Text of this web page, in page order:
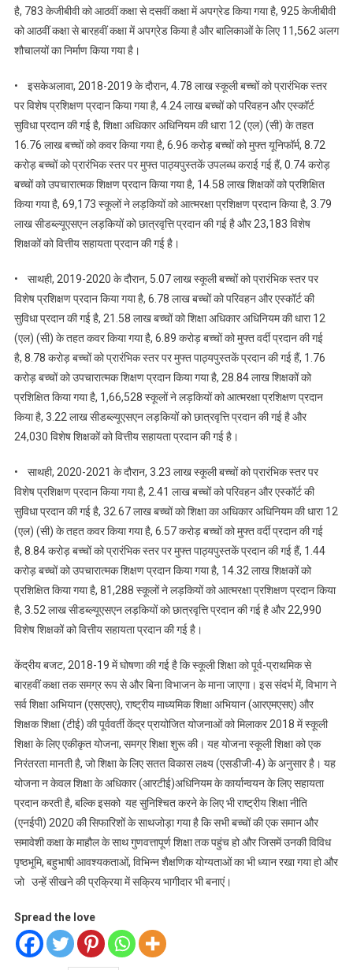
है, 783 केजीबीवी को आठवीं कक्षा से दसवीं कक्षा में अपग्रेड किया गया है, 925 केजीबीवी
को आठवीं कक्षा से बारहवीं कक्षा में अपग्रेड किया है और बालिकाओं के लिए 11,562 अलग
शौचालयों का निर्माण किया गया है।
• इसकेअलावा, 2018-2019 के दौरान, 4.78 लाख स्कूली बच्चों को प्रारंभिक स्तर
पर विशेष प्रशिक्षण प्रदान किया गया है, 4.24 लाख बच्चों को परिवहन और एस्कॉर्ट
सुविधा प्रदान की गई है, शिक्षा अधिकार अधिनियम की धारा 12 (एल) (सी) के तहत
16.76 लाख बच्चों को कवर किया गया है, 6.96 करोड़ बच्चों को मुफ्त यूनिफॉर्म, 8.72
करोड़ बच्चों को प्रारंभिक स्तर पर मुफ्त पाठ्यपुस्तकें उपलब्ध कराई गई हैं, 0.74 करोड़
बच्चों को उपचारात्मक शिक्षण प्रदान किया गया है, 14.58 लाख शिक्षकों को प्रशिक्षित
किया गया है, 69,173 स्कूलों ने लड़कियों को आत्मरक्षा प्रशिक्षण प्रदान किया है, 3.79
लाख सीडब्ल्यूएसएन लड़कियों को छात्रवृत्ति प्रदान की गई है और 23,183 विशेष
शिक्षकों को वित्तीय सहायता प्रदान की गई है।
• साथही, 2019-2020 के दौरान, 5.07 लाख स्कूली बच्चों को प्रारंभिक स्तर पर
विशेष प्रशिक्षण प्रदान किया गया है, 6.78 लाख बच्चों को परिवहन और एस्कॉर्ट की
सुविधा प्रदान की गई है, 21.58 लाख बच्चों को शिक्षा अधिकार अधिनियम की धारा 12
(एल) (सी) के तहत कवर किया गया है, 6.89 करोड़ बच्चों को मुफ्त वर्दी प्रदान की गई
है, 8.78 करोड़ बच्चों को प्रारंभिक स्तर पर मुफ्त पाठ्यपुस्तकें प्रदान की गई हैं, 1.76
करोड़ बच्चों को उपचारात्मक शिक्षण प्रदान किया गया है, 28.84 लाख शिक्षकों को
प्रशिक्षित किया गया है, 1,66,528 स्कूलों ने लड़कियों को आत्मरक्षा प्रशिक्षण प्रदान
किया है, 3.22 लाख सीडब्ल्यूएसएन लड़कियों को छात्रवृत्ति प्रदान की गई है और
24,030 विशेष शिक्षकों को वित्तीय सहायता प्रदान की गई है।
• साथही, 2020-2021 के दौरान, 3.23 लाख स्कूली बच्चों को प्रारंभिक स्तर पर
विशेष प्रशिक्षण प्रदान किया गया है, 2.41 लाख बच्चों को परिवहन और एस्कॉर्ट की
सुविधा प्रदान की गई है, 32.67 लाख बच्चों को शिक्षा का अधिकार अधिनियम की धारा 12
(एल) (सी) के तहत कवर किया गया है, 6.57 करोड़ बच्चों को मुफ्त वर्दी प्रदान की गई
है, 8.84 करोड़ बच्चों को प्रारंभिक स्तर पर मुफ्त पाठ्यपुस्तकें प्रदान की गई हैं, 1.44
करोड़ बच्चों को उपचारात्मक शिक्षण प्रदान किया गया है, 14.32 लाख शिक्षकों को
प्रशिक्षित किया गया है, 81,288 स्कूलों ने लड़कियों को आत्मरक्षा प्रशिक्षण प्रदान किया
है, 3.52 लाख सीडब्ल्यूएसएन लड़कियों को छात्रवृत्ति प्रदान की गई है और 22,990
विशेष शिक्षकों को वित्तीय सहायता प्रदान की गई है।
केंद्रीय बजट, 2018-19 में घोषणा की गई है कि स्कूली शिक्षा को पूर्व-प्राथमिक से
बारहवीं कक्षा तक समग्र रूप से और बिना विभाजन के माना जाएगा। इस संदर्भ में, विभाग ने
सर्व शिक्षा अभियान (एसएसए), राष्ट्रीय माध्यमिक शिक्षा अभियान (आरएमएसए) और
शिक्षक शिक्षा (टीई) की पूर्ववर्ती केंद्र प्रायोजित योजनाओं को मिलाकर 2018 में स्कूली
शिक्षा के लिए एकीकृत योजना, समग्र शिक्षा शुरू की। यह योजना स्कूली शिक्षा को एक
निरंतरता मानती है, जो शिक्षा के लिए सतत विकास लक्ष्य (एसडीजी-4) के अनुसार है। यह
योजना न केवल शिक्षा के अधिकार (आरटीई)अधिनियम के कार्यान्वयन के लिए सहायता
प्रदान करती है, बल्कि इसको यह सुनिश्चित करने के लिए भी राष्ट्रीय शिक्षा नीति
(एनईपी) 2020 की सिफारिशों के साथजोड़ा गया है कि सभी बच्चों की एक समान और
समावेशी कक्षा के माहौल के साथ गुणवत्तापूर्ण शिक्षा तक पहुंच हो और जिसमें उनकी विविध
पृष्ठभूमि, बहुभाषी आवश्यकताओं, विभिन्न शैक्षणिक योग्यताओं का भी ध्यान रखा गया हो और
जो उन्हें सीखने की प्रक्रिया में सक्रिय भागीदार भी बनाएं।
Spread the love